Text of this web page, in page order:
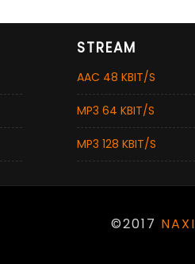
STREAM
AAC 48 KBIT/S
MP3 64 KBIT/S
MP3 128 KBIT/S
©2017